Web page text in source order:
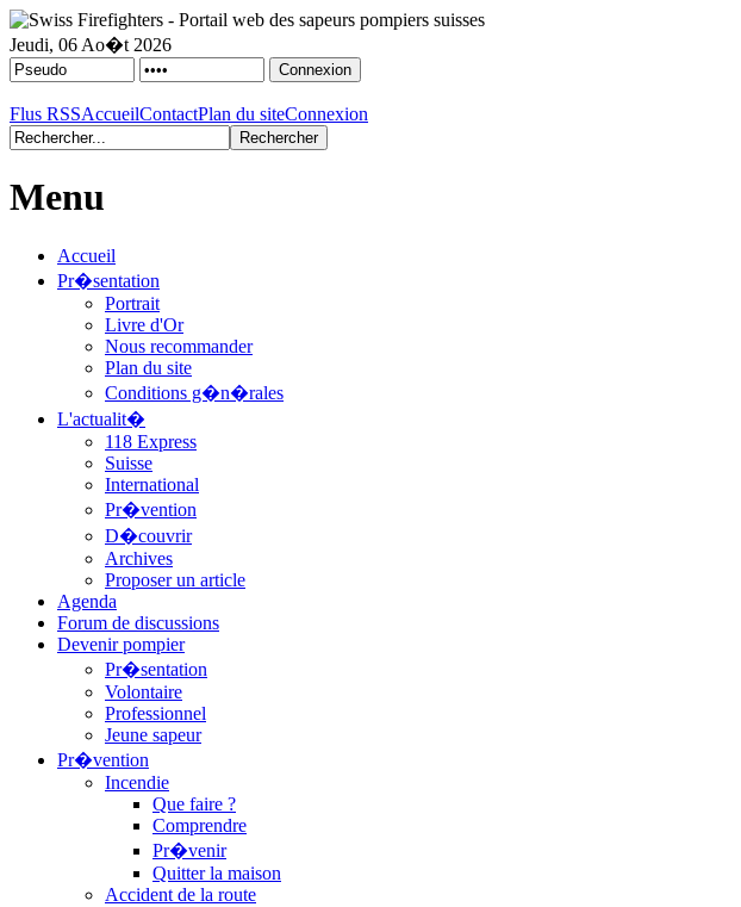
Jeudi, 06 Ao�t 2026
Flus RSSAccueilContactPlan du siteConnexion
Menu
Accueil
Pr�sentation
Portrait
Livre d'Or
Nous recommander
Plan du site
Conditions g�n�rales
L'actualit�
118 Express
Suisse
International
Pr�vention
D�couvrir
Archives
Proposer un article
Agenda
Forum de discussions
Devenir pompier
Pr�sentation
Volontaire
Professionnel
Jeune sapeur
Pr�vention
Incendie
Que faire ?
Comprendre
Pr�venir
Quitter la maison
Accident de la route